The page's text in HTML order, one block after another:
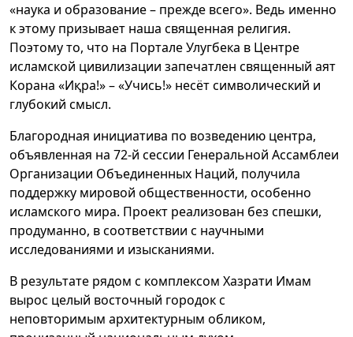
«наука и образование – прежде всего». Ведь именно
к этому призывает наша священная религия.
Поэтому то, что на Портале Улугбека в Центре
исламской цивилизации запечатлен священный аят
Корана «Иқра!» – «Учись!» несёт символический и
глубокий смысл.
Благородная инициатива по возведению центра,
объявленная на 72-й сессии Генеральной Ассамблеи
Организации Объединенных Наций, получила
поддержку мировой общественности, особенно
исламского мира. Проект реализован без спешки,
продуманно, в соответствии с научными
исследованиями и изысканиями.
В результате рядом с комплексом Хазрати Имам
вырос целый восточный городок с
неповторимым архитектурным обликом,